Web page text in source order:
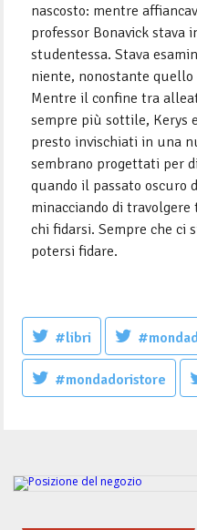
nascosto: mentre
professor Bonavick stava
studentessa. Stava
niente, nonostante quello
Mentre il confine tra
sempre più sottile, Kerys
presto invischiati in una
sembrano progettati per
quando il passato oscuro
minacciando di
chi fidarsi. Sempre che ci
potersi fidare.
#libri
#mondadoristore